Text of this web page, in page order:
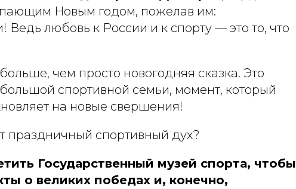
Новым годом, пожелав им:
любовь к России и к спорту — это то, что
чем просто новогодняя сказка. Это
спортивной семьи, момент, который
на новые свершения!
праздничный спортивный дух?
Государственный музей спорта, чтобы
о великих победах и, конечно,